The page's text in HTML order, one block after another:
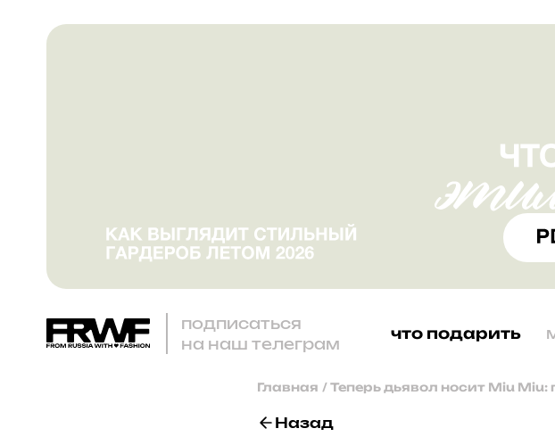
подписаться
на наш телеграм
что подарить
Главная / Теперь дьявол носит Miu
Назад